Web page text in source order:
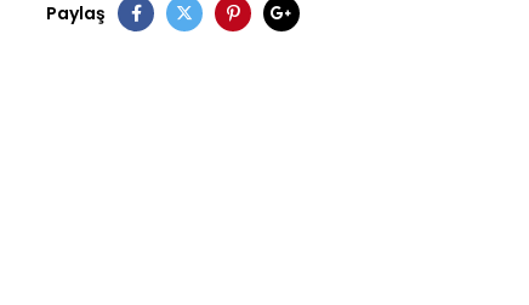
Paylaş